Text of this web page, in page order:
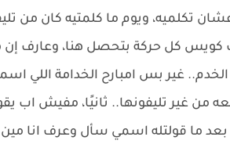
تكلميه، ويوم ما كلمتيه كان من
كويس كل حركة بتحصل هنا، وعارف
الخدم.. غير بس امبارح الخدامة
غير تليفونها.. ثانيًا، مفيش اب
ما قولتله اسمي سأل وعرف انا